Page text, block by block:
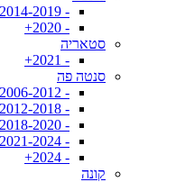
- 2014-2019
- 2020+
סטאריה
- 2021+
סנטה פה
- 2006-2012
- 2012-2018
- 2018-2020
- 2021-2024
- 2024+
קונה